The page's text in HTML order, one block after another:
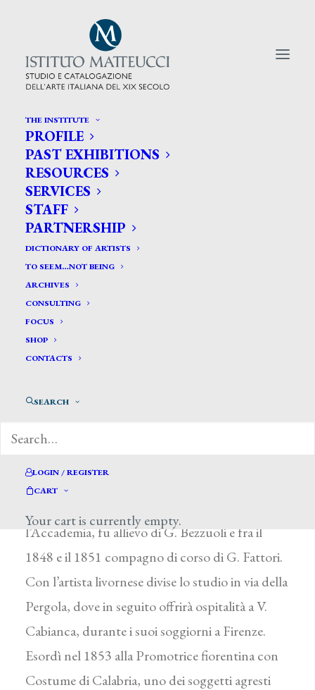
THE INSTITUTE
PROFILE
PAST EXHIBITIONS
RESOURCES
SERVICES
STAFF
PARTNERSHIP
DICTIONARY OF ARTISTS
TO SEEM…NOT BEING
ARCHIVES
CONSULTING
FOCUS
SHOP
CONTACTS
SEARCH
LOGIN / REGISTER
CART
Your cart is currently empty.
CERCA TRA GLI ARTISTI:
Search
for:
Lalli Odoardo *
Roma 1829 – Firenze 1909
l’Accademia, fu allievo di G. Bezzuoli e fra il
1848 e il 1851 compagno di corso di G. Fattori.
Con l’artista livornese divise lo studio in via della
Pergola, dove in seguito offrirà ospitalità a V.
Cabianca, durante i suoi soggiorni a Firenze.
Esordì nel 1853 alla Promotrice fiorentina con
Costume di Calabria, uno dei soggetti agresti